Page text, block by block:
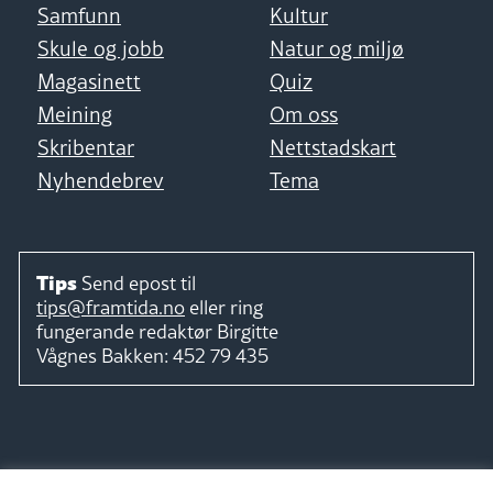
Samfunn
Kultur
Skule og jobb
Natur og miljø
Magasinett
Quiz
Meining
Om oss
Skribentar
Nettstadskart
Nyhendebrev
Tema
Tips Send epost til
tips@framtida.no eller ring
fungerande redaktør Birgitte
Vågnes Bakken: 452 79 435